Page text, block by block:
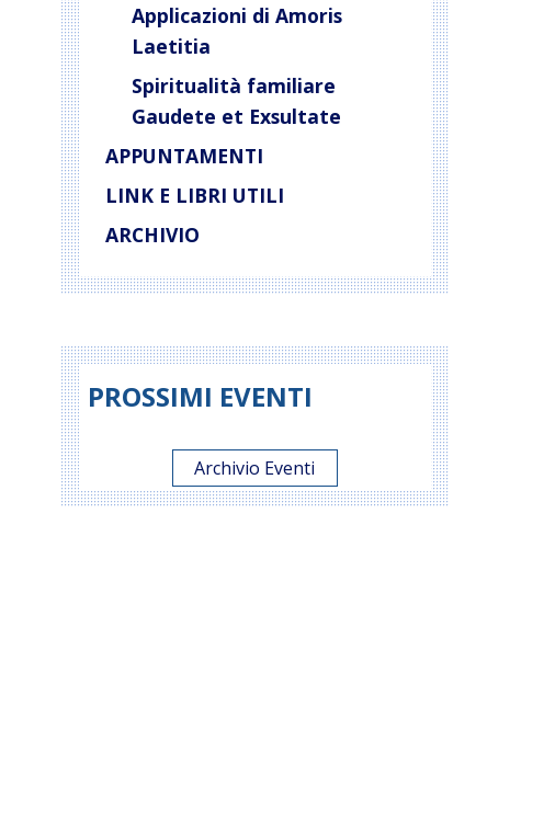
Applicazioni di Amoris
Laetitia
Spiritualità familiare
Gaudete et Exsultate
APPUNTAMENTI
LINK E LIBRI UTILI
ARCHIVIO
PROSSIMI EVENTI
Archivio Eventi